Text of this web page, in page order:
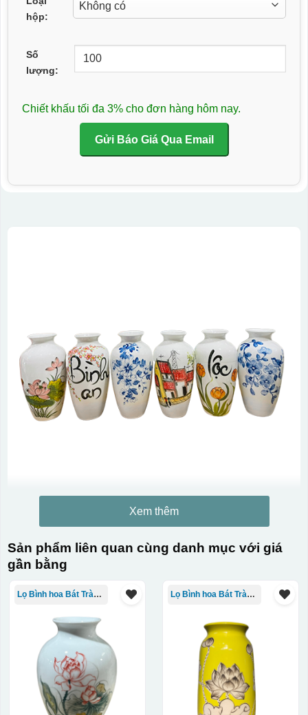
hộp:
Số
lượng:
Chiết khấu tối đa 3% cho đơn hàng hôm nay.
Gửi Báo Giá Qua Email
Xem thêm
Sản phẩm liên quan cùng danh mục với giá
gần bằng
Lọ Bình hoa Bát Tràng in logo Lọ Bình hoa Bát Tràng in logo